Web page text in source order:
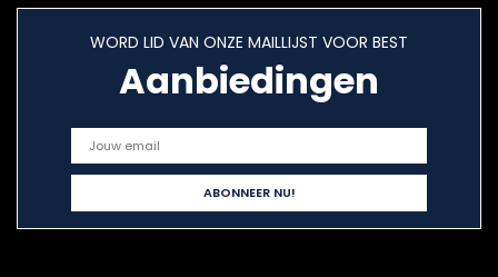
WORD LID VAN ONZE MAILLIJST VOOR BEST
Aanbiedingen